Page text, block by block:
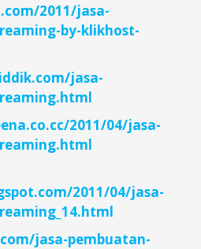
2011/jasa-
by-klikhost-
jasa-
2011/04/jasa-
2011/04/jasa-
jasa-pembuatan-